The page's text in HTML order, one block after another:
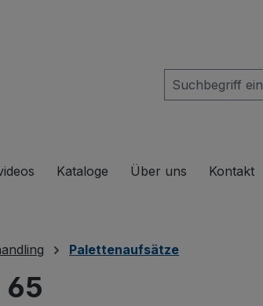
das Dropdown der Kategorie Produkte
Kataloge Über uns Kontakt
Palettenaufsätze
65